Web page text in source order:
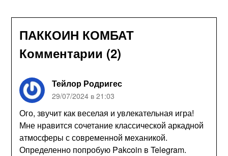
ПАККОИН КОМБАТ
Комментарии (2)
Тейлор Родригес
29/07/2024 в 21:03
Ого, звучит как веселая и увлекательная игра!
Мне нравится сочетание классической аркадной
атмосферы с современной механикой.
Определенно попробую Pakcoin в Telegram.